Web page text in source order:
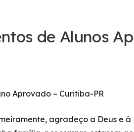
de Alunos
Aprovado – Curitiba-PR
agradeço a Deus e à